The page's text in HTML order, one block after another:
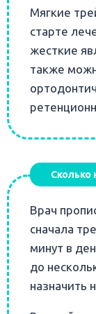
Мягкие
старте
жесткие
также
Сколько
Врач
сначала
минут в
до
назначить